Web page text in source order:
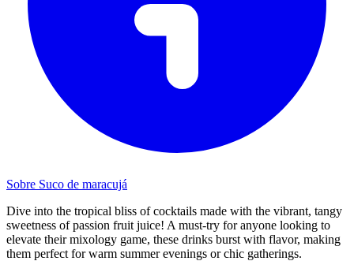
Sobre Suco de maracujá
Dive into the tropical bliss of cocktails made with the vibrant, tangy
sweetness of passion fruit juice! A must-try for anyone looking to
elevate their mixology game, these drinks burst with flavor, making
them perfect for warm summer evenings or chic gatherings.